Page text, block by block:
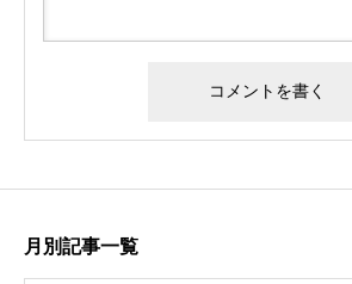
月別記事一覧